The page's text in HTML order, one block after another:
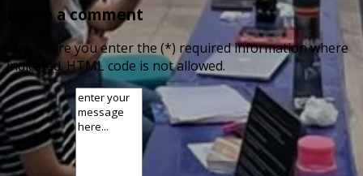
Leave a comment
Make sure you enter the (*) required information where
indicated. HTML code is not allowed.